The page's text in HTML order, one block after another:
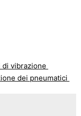
di vibrazione
dei pneumatici